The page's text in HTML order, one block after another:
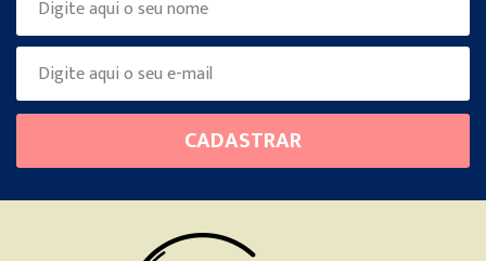
this
field
CADASTRAR